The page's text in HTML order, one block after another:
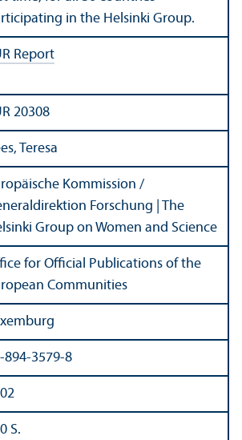
in the Helsinki Group.
Report
20308
Teresa
Kommission /
Forschung | The
Group on Women and Science
for Official Publications of the
Communities
894-3579-8
S.